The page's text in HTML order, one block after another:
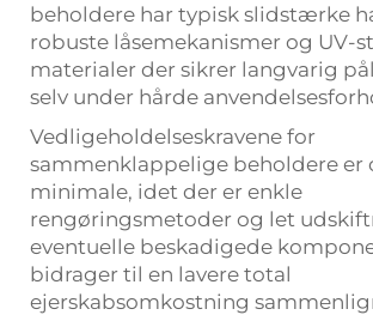
beholdere har typisk slidstærke
robuste låsemekanismer og UV-
materialer der sikrer langvarig
selv under hårde
Vedligeholdelseskravene for
sammenklappelige beholdere er
minimale, idet der er enkle
rengøringsmetoder og let
eventuelle beskadigede
bidrager til en lavere total
ejerskabsomkostning